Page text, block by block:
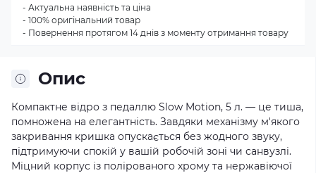
Опис
Компактне відро з педаллю Slow Motion, 5 л. — це тиша,
помножена на елегантність. Завдяки механізму м'якого
закривання кришка опускається без жодного звуку,
підтримуючи спокій у вашій робочій зоні чи санвузлі.
Міцний корпус із полірованого хрому та нержавіючої
- Актуальна наявність та ціна
- 100% оригінальний товар
- Повернення протягом 14 днів з моменту отримання товару